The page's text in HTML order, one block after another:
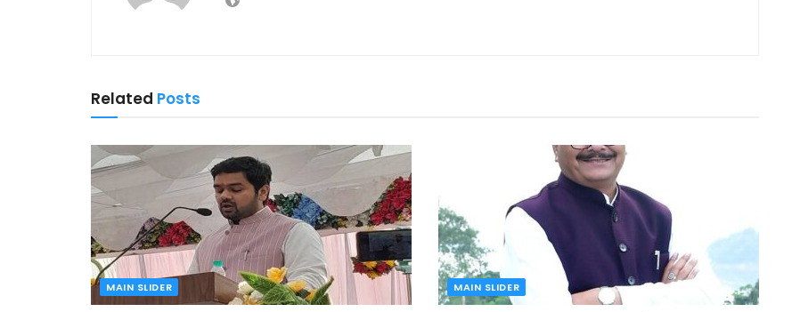
Related Posts
MAIN SLIDER MAIN SLIDER